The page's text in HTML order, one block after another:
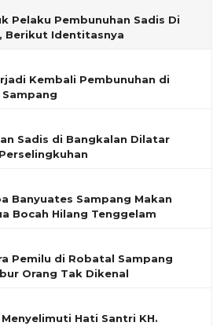
Pelaku Pembunuhan Sadis Di
Berikut Identitasnya
Kembali Pembunuhan di
Sadis di Bangkalan Dilatar
Banyuates Sampang Makan
Bocah Hilang Tenggelam
Pemilu di Robatal Sampang
Orang Tak Dikenal
Hati Santri KH.